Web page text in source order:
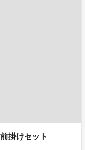
掛けセット